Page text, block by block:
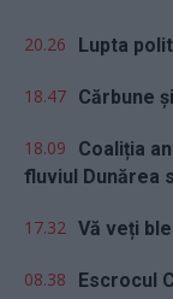
20.26 Lupta
18.47 Cărbune
18.09
Coaliția
fluviul Dunărea
17.32 Vă veți
08.38 Escrocul